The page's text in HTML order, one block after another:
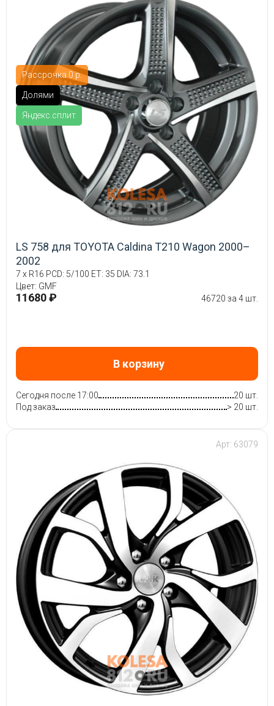
Рассрочка 0 р.
Долями
Яндекс.сплит
LS 758 для TOYOTA Caldina T210 Wagon 2000–
2002
7 x R16 PCD: 5/100 ET: 35 DIA: 73.1
Цвет: GMF
11680 ₽ 46720 за 4 шт.
В корзину
Сегодня после 17:00
20 шт.
Под заказ
> 20 шт.
Арт: 63079